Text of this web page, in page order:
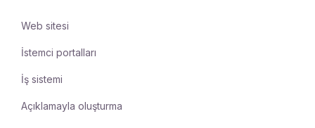
Web sitesi
İstemci portalları
İş sistemi
Açıklamayla oluşturma